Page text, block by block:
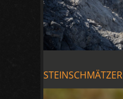
STEINSCHMÄTZER